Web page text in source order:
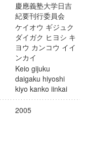
慶應義塾大学日吉
紀要刊行委員会
ケイオウ ギジュク
ダイガク ヒヨシ キ
ヨウ カンコウ イイ
ンカイ
Keio gijuku
daigaku hiyoshi
kiyo kanko iinkai
2005